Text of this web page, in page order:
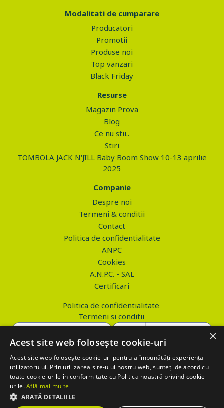
Modalitati de cumparare
Producatori
Promotii
Produse noi
Top vanzari
Black Friday
Resurse
Magazin Prova
Blog
Ce nu stii..
Stiri
TOMBOLA JACK N'JILL Baby Boom Show 10-13 aprilie
2025
Companie
Despre noi
Termeni & conditii
Contact
Politica de confidentialitate
ANPC
Cookies
A.N.P.C. - SAL
Certificari
Politica de confidentialitate
Termeni si conditii
Copyright © 2026 PROVA.ro
$('.btn_gdpr').click(function() { //alert('test'); var values='';
values+='action=accept-gdpr'; $.ajax({ method: "POST", url:
×
Acest site web folosește cookie-uri
Acest site web folosește cookie-uri pentru a îmbunătăți experiența
utilizatorului. Prin utilizarea site-ului nostru web, sunteți de acord cu
toate cookie-urile în conformitate cu Politica noastră privind cookie-
urile.Află mai multe
ARATĂ DETALIILE